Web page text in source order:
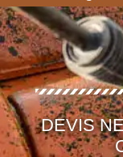
DEVIS